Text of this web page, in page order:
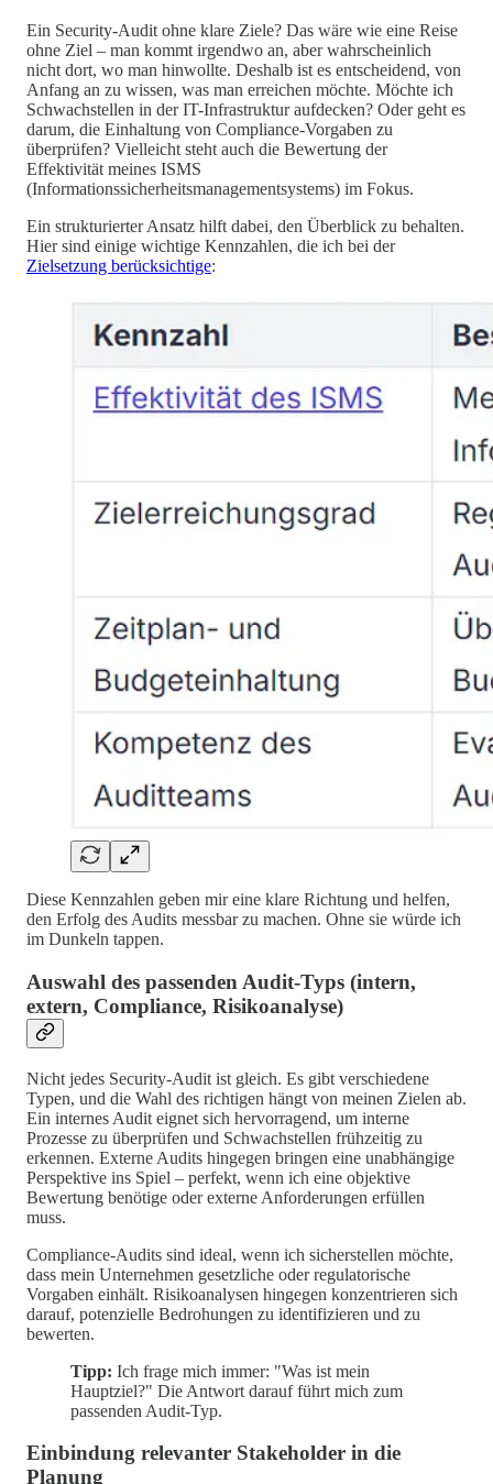
Ein Security-Audit ohne klare Ziele? Das wäre wie eine Reise
ohne Ziel – man kommt irgendwo an, aber wahrscheinlich
nicht dort, wo man hinwollte. Deshalb ist es entscheidend, von
Anfang an zu wissen, was man erreichen möchte. Möchte ich
Schwachstellen in der IT-Infrastruktur aufdecken? Oder geht es
darum, die Einhaltung von Compliance-Vorgaben zu
überprüfen? Vielleicht steht auch die Bewertung der
Effektivität meines ISMS
(Informationssicherheitsmanagementsystems) im Fokus.
Ein strukturierter Ansatz hilft dabei, den Überblick zu behalten.
Hier sind einige wichtige Kennzahlen, die ich bei der
Zielsetzung berücksichtige:
Diese Kennzahlen geben mir eine klare Richtung und helfen,
den Erfolg des Audits messbar zu machen. Ohne sie würde ich
im Dunkeln tappen.
Auswahl des passenden Audit-Typs (intern,
extern, Compliance, Risikoanalyse)
Nicht jedes Security-Audit ist gleich. Es gibt verschiedene
Typen, und die Wahl des richtigen hängt von meinen Zielen ab.
Ein internes Audit eignet sich hervorragend, um interne
Prozesse zu überprüfen und Schwachstellen frühzeitig zu
erkennen. Externe Audits hingegen bringen eine unabhängige
Perspektive ins Spiel – perfekt, wenn ich eine objektive
Bewertung benötige oder externe Anforderungen erfüllen
muss.
Compliance-Audits sind ideal, wenn ich sicherstellen möchte,
dass mein Unternehmen gesetzliche oder regulatorische
Vorgaben einhält. Risikoanalysen hingegen konzentrieren sich
darauf, potenzielle Bedrohungen zu identifizieren und zu
bewerten.
Tipp: Ich frage mich immer: "Was ist mein
Hauptziel?" Die Antwort darauf führt mich zum
passenden Audit-Typ.
Einbindung relevanter Stakeholder in die
Planung